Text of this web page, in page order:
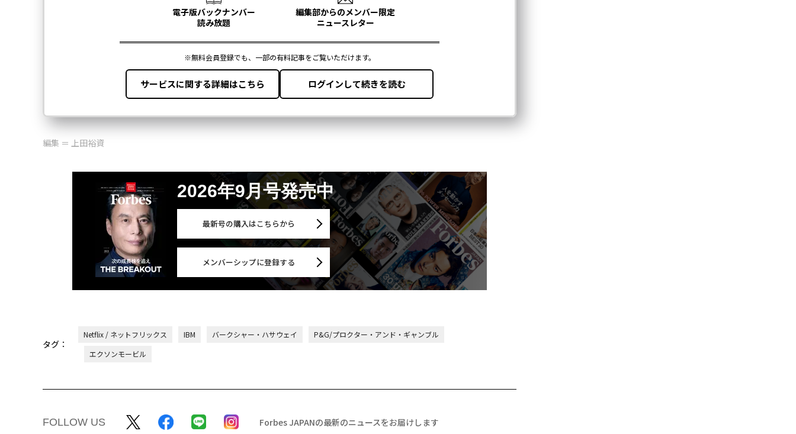
編集 ＝ 上田裕資
2026年9月号発売中
最新号の購入はこちらから
メンバーシップに登録する
タグ：
Netflix / ネットフリックス IBM バークシャー・ハサウェイ
P&G/プロクター・アンド・ギャンブル
エクソンモービル
FOLLOW US Forbes JAPANの最新のニュースをお届けします